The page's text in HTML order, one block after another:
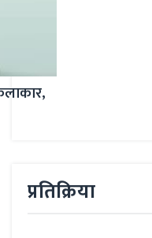
प्रतिक्रिया